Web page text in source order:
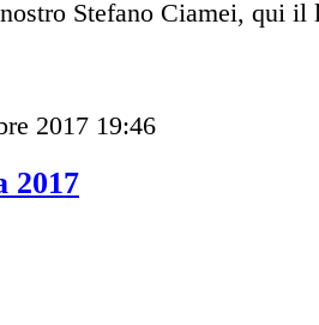
Stefano Ciamei, qui il
2017 19:46
2017